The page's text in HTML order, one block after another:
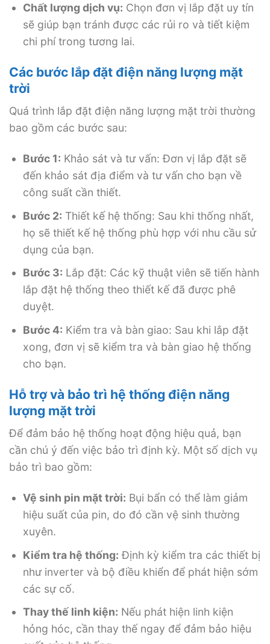
Chất lượng dịch vụ: Chọn đơn vị lắp đặt uy tín
sẽ giúp bạn tránh được các rủi ro và tiết kiệm
chi phí trong tương lai.
Các bước lắp đặt điện năng lượng mặt
trời
Quá trình lắp đặt điện năng lượng mặt trời thường
bao gồm các bước sau:
Bước 1: Khảo sát và tư vấn: Đơn vị lắp đặt sẽ
đến khảo sát địa điểm và tư vấn cho bạn về
công suất cần thiết.
Bước 2: Thiết kế hệ thống: Sau khi thống nhất,
họ sẽ thiết kế hệ thống phù hợp với nhu cầu sử
dụng của bạn.
Bước 3: Lắp đặt: Các kỹ thuật viên sẽ tiến hành
lắp đặt hệ thống theo thiết kế đã được phê
duyệt.
Bước 4: Kiểm tra và bàn giao: Sau khi lắp đặt
xong, đơn vị sẽ kiểm tra và bàn giao hệ thống
cho bạn.
Hỗ trợ và bảo trì hệ thống điện năng
lượng mặt trời
Để đảm bảo hệ thống hoạt động hiệu quả, bạn
cần chú ý đến việc bảo trì định kỳ. Một số dịch vụ
bảo trì bao gồm:
Vệ sinh pin mặt trời: Bụi bẩn có thể làm giảm
hiệu suất của pin, do đó cần vệ sinh thường
xuyên.
Kiểm tra hệ thống: Định kỳ kiểm tra các thiết bị
như inverter và bộ điều khiển để phát hiện sớm
các sự cố.
Thay thế linh kiện: Nếu phát hiện linh kiện
hỏng hóc, cần thay thế ngay để đảm bảo hiệu